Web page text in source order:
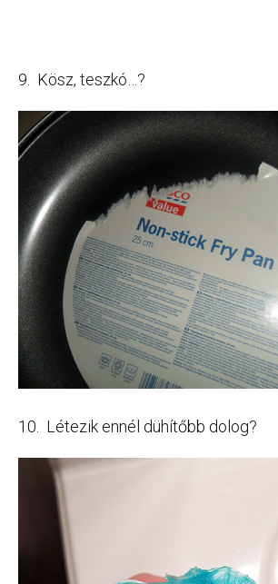
9. Kösz, teszkó…?
10. Létezik ennél dühítőbb dolog?